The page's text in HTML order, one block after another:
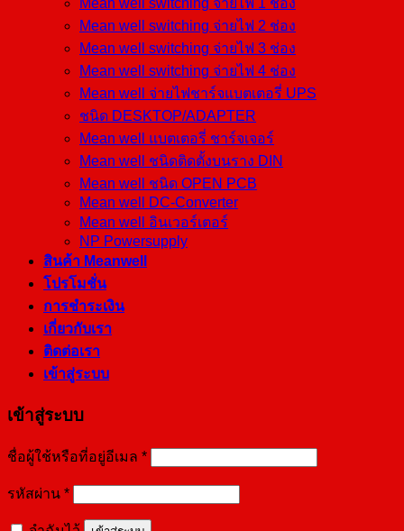
Mean well switching จ่ายไฟ 1 ช่อง
Mean well switching จ่ายไฟ 2 ช่อง
Mean well switching จ่ายไฟ 3 ช่อง
Mean well switching จ่ายไฟ 4 ช่อง
Mean well จ่ายไฟชาร์จแบตเตอรี่ UPS
ชนิด DESKTOP/ADAPTER
Mean well แบตเตอรี่ ชาร์จเจอร์
Mean well ชนิดติดตั้งบนราง DIN
Mean well ชนิด OPEN PCB
Mean well DC-Converter
Mean well อินเวอร์เตอร์
NP Powersupply
สินค้า Meanwell
โปรโมชั่น
การชำระเงิน
เกี่ยวกับเรา
ติดต่อเรา
เข้าสู่ระบบ
เข้าสู่ระบบ
ชื่อผู้ใช้หรือที่อยู่อีเมล *
รหัสผ่าน *